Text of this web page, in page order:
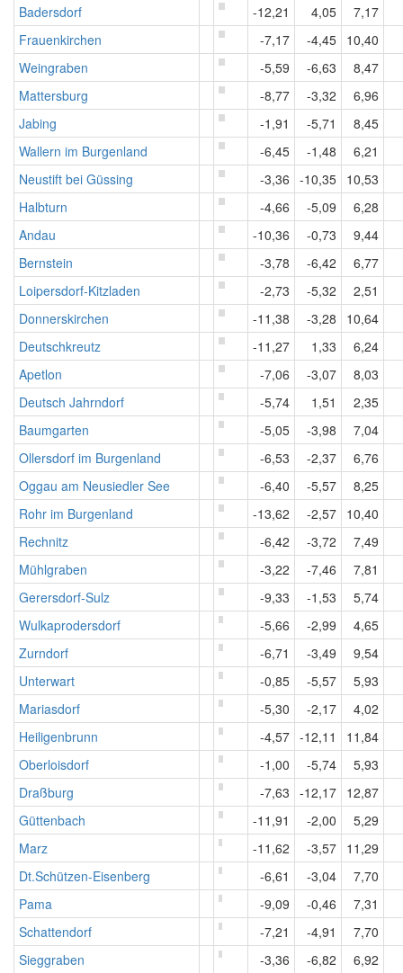
Badersdorf
-12,21 4,05
7,17
Frauenkirchen
-7,17 -4,45 10,40
Weingraben
-5,59 -6,63
8,47
Mattersburg
-8,77 -3,32
6,96
Jabing
-1,91 -5,71
8,45
Wallern im Burgenland
-6,45 -1,48
6,21
Neustift bei Güssing
-3,36 -10,35 10,53
Halbturn
-4,66 -5,09
6,28
Andau
-10,36 -0,73
9,44
Bernstein
-3,78 -6,42
6,77
Loipersdorf-Kitzladen
-2,73 -5,32
2,51
Donnerskirchen
-11,38 -3,28
10,64
Deutschkreutz
-11,27 1,33
6,24
Apetlon
-7,06 -3,07
8,03
Deutsch Jahrndorf
-5,74 1,51
2,35
Baumgarten
-5,05 -3,98
7,04
Ollersdorf im Burgenland
-6,53 -2,37
6,76
Oggau am Neusiedler See
-6,40 -5,57
8,25
Rohr im Burgenland
-13,62 -2,57 10,40
Rechnitz
-6,42 -3,72
7,49
Mühlgraben
-3,22 -7,46
7,81
Gerersdorf-Sulz
-9,33 -1,53
5,74
Wulkaprodersdorf
-5,66 -2,99
4,65
Zurndorf
-6,71 -3,49
9,54
Unterwart
-0,85 -5,57
5,93
Mariasdorf
-5,30 -2,17
4,02
Heiligenbrunn
-4,57 -12,11
11,84
Oberloisdorf
-1,00 -5,74
5,93
Draßburg
-7,63 -12,17 12,87
Güttenbach
-11,91 -2,00
5,29
Marz
-11,62 -3,57 11,29
Dt.Schützen-Eisenberg
-6,61 -3,04
7,70
Pama
-9,09 -0,46
7,31
Schattendorf
-7,21 -4,91
7,70
Sieggraben
-3,36 -6,82 6,92